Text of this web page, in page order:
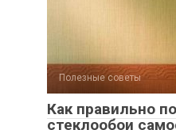
Полезные советы
Как правильно
стеклообои